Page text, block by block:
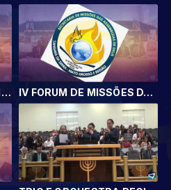
IV FORUM DE MISSÕES DIA 25/05 IV FORUM DE MISSÕES DA IEAD TANGARÁ DA SERRA - MT